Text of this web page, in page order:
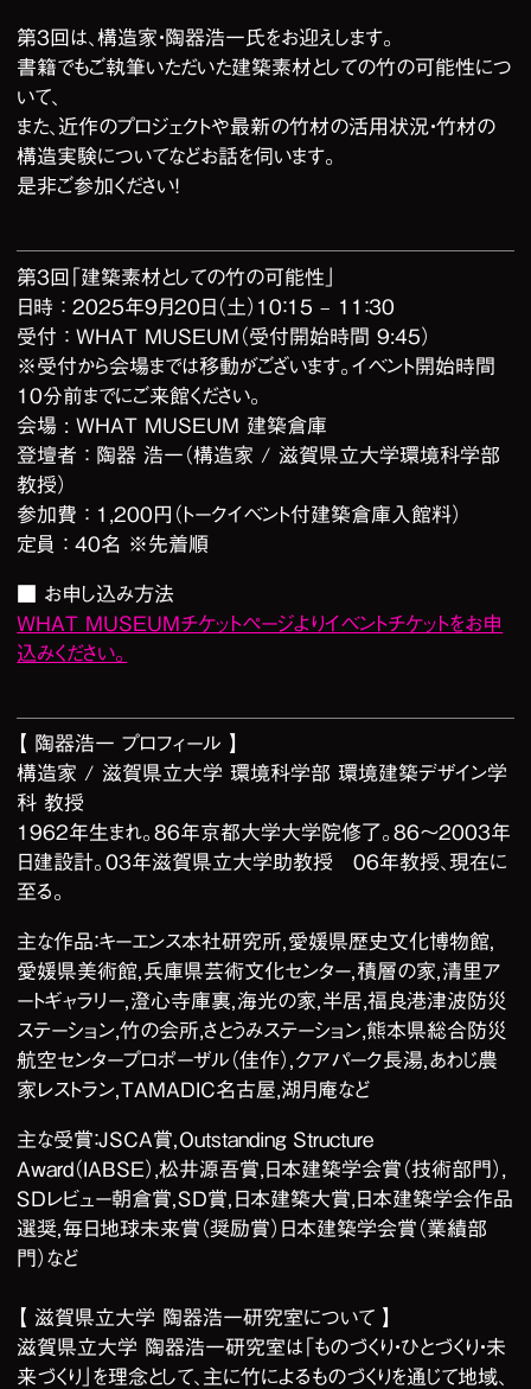
第3回は、構造家・陶器浩一氏をお迎えします。
書籍でもご執筆いただいた建築素材としての竹の可能性につ
いて、
また、近作のプロジェクトや最新の竹材の活用状況・竹材の
構造実験についてなどお話を伺います。
是非ご参加ください！
第3回「建築素材としての竹の可能性」
日時 ： 2025年9月20日（土）10：15 – 11：30
受付 ： WHAT MUSEUM（受付開始時間 9:45）
※受付から会場までは移動がございます。イベント開始時間
10分前までにご来館ください。
会場 : WHAT MUSEUM 建築倉庫
登壇者 ： 陶器 浩一（構造家 / 滋賀県立大学環境科学部
教授）
参加費 ： 1,200円（トークイベント付建築倉庫入館料）
定員 ： 40名 ※先着順
■ お申し込み方法
WHAT MUSEUMチケットページよりイベントチケットをお申
込みください。
【 陶器浩一 プロフィール 】
構造家 / 滋賀県立大学 環境科学部 環境建築デザイン学
科 教授
1962年生まれ。86年京都大学大学院修了。86～2003年
日建設計。03年滋賀県立大学助教授 06年教授、現在に
至る。
主な作品：キーエンス本社研究所，愛媛県歴史文化博物館，
愛媛県美術館，兵庫県芸術文化センター，積層の家，清里ア
ートギャラリー，澄心寺庫裏，海光の家，半居,福良港津波防災
ステーション,竹の会所,さとうみステーション,熊本県総合防災
航空センタープロポーザル（佳作），クアパーク長湯，あわじ農
家レストラン，TAMADIC名古屋,湖月庵など
主な受賞：JSCA賞，Outstanding Structure
Award（IABSE）,松井源吾賞,日本建築学会賞（技術部門）,
ＳＤレビュー朝倉賞，ＳＤ賞，日本建築大賞,日本建築学会作品
選奨，毎日地球未来賞（奨励賞）日本建築学会賞（業績部
門）など
【 滋賀県立大学 陶器浩一研究室について 】
滋賀県立大学 陶器浩一研究室は「ものづくり・ひとづくり・未
来づくり」を理念として、主に竹によるものづくりを通じて地域、